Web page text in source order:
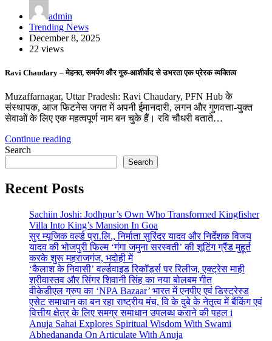
admin
Trending News
December 8, 2025
22 views
Ravi Chaudary – मेहनत, समर्पण और गुरु-आशीर्वाद से उभरता एक प्रेरक व्यक्तित्व
Muzaffarnagar, Uttar Pradesh: Ravi Chaudary, PFN Hub के
संस्थापक, आज फिटनेस जगत में अपनी ईमानदारी, लगन और गुणवत्ता-युक्त
सेवाओं के लिए एक महत्वपूर्ण नाम बन चुके हैं। रवि चौधरी बताते…
Continue reading
Search
Search
Recent Posts
Sachiin Joshi: Jodhpur’s Own Who Transformed Kingfisher
Villa Into King’s Mansion In Goa
सुर म्यूजिक वर्ल्ड प्रा.लि., निर्माता सुरिंदर यादव और निर्देशक विजय
यादव की भोजपुरी फिल्म ‘गंगा जमुना सरस्वती’ की शूटिंग ग्रैंड मुहूर्त
करके शुरू महराजगंज, भदोही में
‘कैलाश के निवासी’ वर्ल्डवाइड रिकॉर्ड्स पर रिलीज, एक्ट्रेस माही
श्रीवास्तव और सिंगर शिवानी सिंह का नया बोलबम गीत
वीकेडीएल ग्रुप का ‘NPA Bazaar’ भारत में एनपीए एवं डिस्ट्रेस्ड
एसेट समाधान का बन रहा राष्ट्रीय मंच, वि के दुबे के नेतृत्व में बैंकिंग एवं
वित्तीय क्षेत्र के लिए समग्र समाधान उपलब्ध कराने की पहल i
Anuja Sahai Explores Spiritual Wisdom With Swami
Abhedananda On Articulate With Anuja